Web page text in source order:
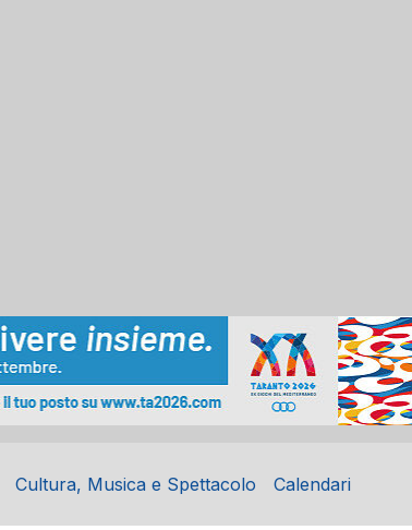
Cultura, Musica e Spettacolo Calendari